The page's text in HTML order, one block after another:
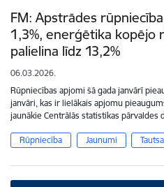
FM: Apstrādes
1,3%, enerģētika kopējo
palielina līdz 13,2%
06.03.2026.
Rūpniecības apjomi šā gada janvārī
janvāri, kas ir lielākais apjomu
jaunākie Centrālās statistikas pārvaldes
Rūpniecība Jaunumi